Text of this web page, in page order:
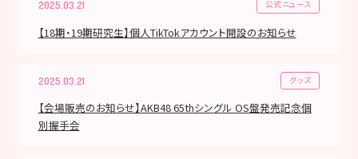
2025.03.21 公式ニュース
【18期・19期研究生】個人TikTokアカウント開設のお知らせ
2025.03.21 グッズ
【会場販売のお知らせ】AKB48 65thシングル OS盤発売記念個
別握手会